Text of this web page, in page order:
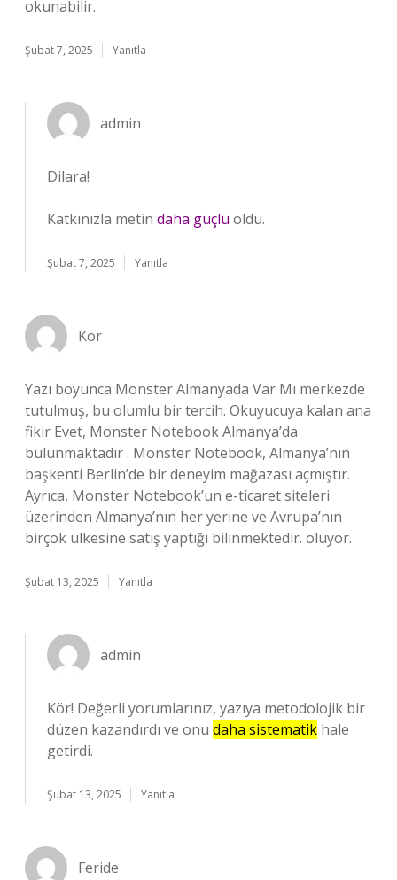
okunabilir.
Şubat 7, 2025 Yanıtla
admin
Dilara!
Katkınızla metin daha güçlü oldu.
Şubat 7, 2025 Yanıtla
Kör
Yazı boyunca Monster Almanyada Var Mı merkezde
tutulmuş, bu olumlu bir tercih. Okuyucuya kalan ana
fikir Evet, Monster Notebook Almanya’da
bulunmaktadır . Monster Notebook, Almanya’nın
başkenti Berlin’de bir deneyim mağazası açmıştır.
Ayrıca, Monster Notebook’un e-ticaret siteleri
üzerinden Almanya’nın her yerine ve Avrupa’nın
birçok ülkesine satış yaptığı bilinmektedir. oluyor.
Şubat 13, 2025 Yanıtla
admin
Kör! Değerli yorumlarınız, yazıya metodolojik bir
düzen kazandırdı ve onu daha sistematik hale
getirdi.
Şubat 13, 2025 Yanıtla
Feride